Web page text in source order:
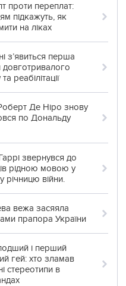
проти переплат:
підкажуть, як
на ліках
з’явиться перша
довготривалого
реабілітації
Де Ніро знову
по Дональду
звернувся до
рідною мовою у
річницю війни.
вежа засяяла
прапора України
і перший
гей: хто зламав
стереотипи в